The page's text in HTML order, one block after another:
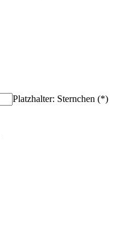
Platzhalter: Sternchen (*)